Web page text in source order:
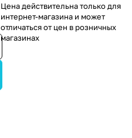
Цена действительна только для
интернет-магазина и может
отличаться от цен в розничных
магазинах